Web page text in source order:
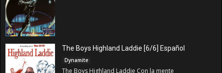
The Boys Highland Laddie [6/6] Español
Dynamite
The Boys Highland Laddie Con la mente